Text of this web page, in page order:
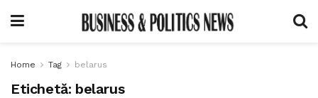
Home Tag belarus
Etichetă: belarus